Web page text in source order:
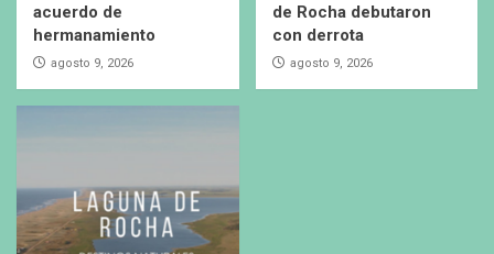
acuerdo de
hermanamiento
agosto 9, 2026
de Rocha debutaron
con derrota
agosto 9, 2026